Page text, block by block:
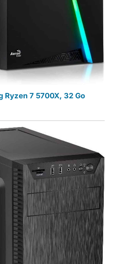
Ryzen 7 5700X, 32 Go